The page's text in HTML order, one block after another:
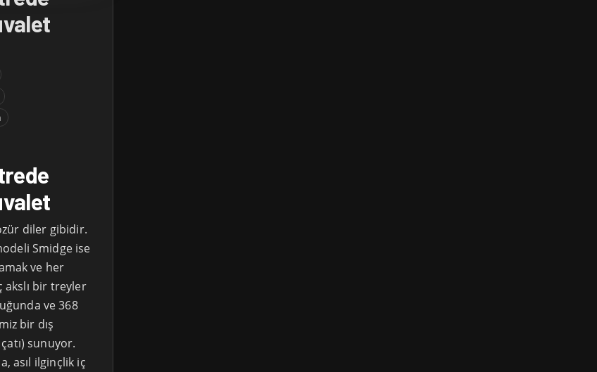
diler gibidir.
Smidge ise
ve her
akslı bir treyler
ve 368
bir dış
sunuyor.
asıl ilginçlik iç